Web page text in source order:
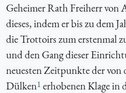
Geheimer Rath Freiherr von
dieses, indem er bis zu dem
die Trottoirs zum erstenmal
und den Gang dieser
neuesten Zeitpunkte der von
Dülken1 erhobenen Klage in